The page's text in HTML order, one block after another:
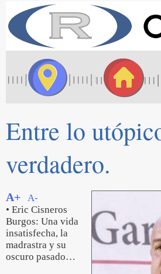
Entre lo
verdadero.
A+
A-
• Eric Cisneros
Burgos: Una vida
insatisfecha, la
madrastra y su
oscuro pasado…